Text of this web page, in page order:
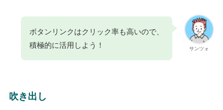
サンツォ
ボタンリンクはクリック率も高いので、
積極的に活用しよう！
吹き出し